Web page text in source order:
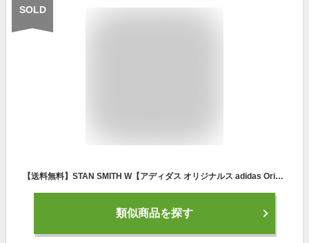
SOLD
【送料無料】STAN SMITH W【アディダス オリジナルス adidas Originals トレフォイル スタンスミス テニス シューズ サステナブル】【靴 スニーカー レディース】GY8154
類似商品を探す